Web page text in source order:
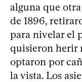
alguna que
de 1896,
para nivelar el
quisieron herir
optaron por
la vista. Los